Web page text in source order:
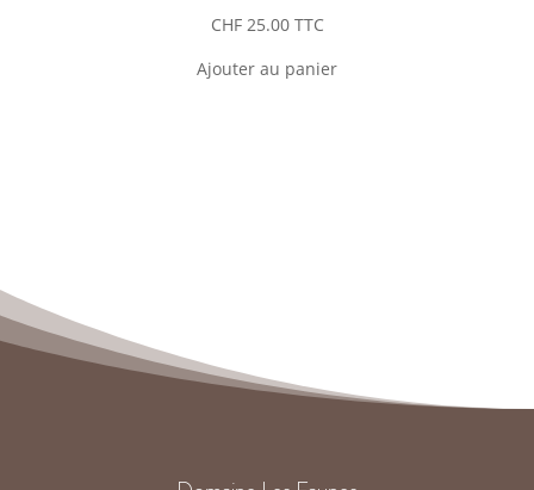
CHF25.00 TTC
Ajouter au panier